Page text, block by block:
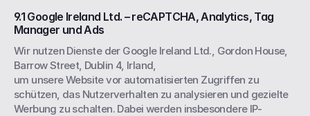
9.1 Google Ireland Ltd. – reCAPTCHA, Analytics, Tag
Manager und Ads
Wir nutzen Dienste der Google Ireland Ltd., Gordon House,
Barrow Street, Dublin 4, Irland,
um unsere Website vor automatisierten Zugriffen zu
schützen, das Nutzerverhalten zu analysieren und gezielte
Werbung zu schalten. Dabei werden insbesondere IP-